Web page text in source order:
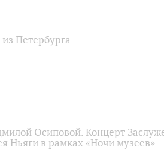
Петербурга
Осиповой. Концерт
Ньяги в рамках «Ночи музеев»